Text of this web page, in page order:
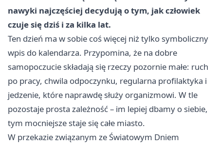
nawyki najczęściej decydują o tym, jak człowiek
czuje się dziś i za kilka lat.
Ten dzień ma w sobie coś więcej niż tylko symboliczny
wpis do kalendarza. Przypomina, że na dobre
samopoczucie składają się rzeczy pozornie małe: ruch
po pracy, chwila odpoczynku, regularna profilaktyka i
jedzenie, które naprawdę służy organizmowi. W tle
pozostaje prosta zależność – im lepiej dbamy o siebie,
tym mocniejsze staje się całe miasto.
W przekazie związanym ze Światowym Dniem